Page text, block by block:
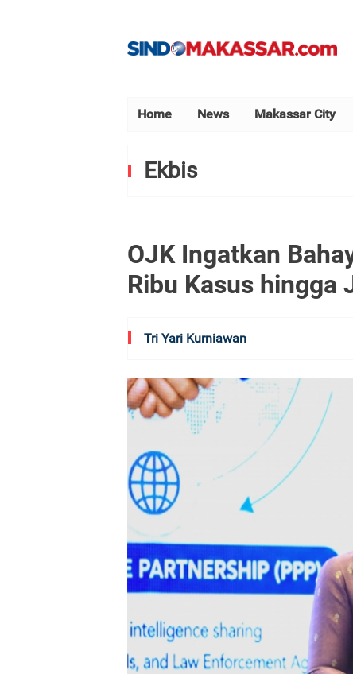
Home News Makassar City
Ekbis
OJK Ingatkan
Ribu Kasus hingga
Tri Yari Kurniawan